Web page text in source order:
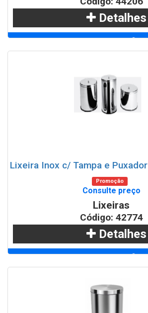
Detalhes
Lixeira Inox c/ Tampa e Puxador
Promoção
Consulte preço
Lixeiras
Código: 42774
Detalhes
WhatsApp